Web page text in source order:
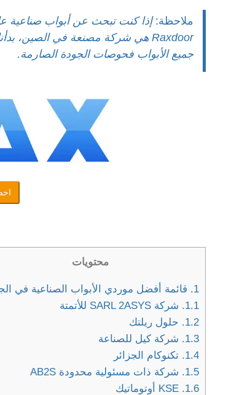
ملاحظة:
جميع الأبواب فحوصات الجودة الصارمة.
محتويات
1.
قائمة أفضل موردي الأبواب الصناعية في
1.1.
شركة SARL 2ASYS للأتمتة
1.2.
حلول ريلتك
1.3.
شركة كيل للصناعة
1.4. تكنوكام الجزائر
1.5.
شركة ذات مسئولية محدودة AB2S
1.6.